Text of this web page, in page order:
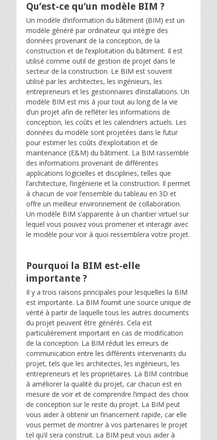
Qu’est-ce qu’un modèle BIM ?
Un modèle d’information du bâtiment (BIM) est un
modèle généré par ordinateur qui intègre des
données provenant de la conception, de la
construction et de l’exploitation du bâtiment. Il est
utilisé comme outil de gestion de projet dans le
secteur de la construction. Le BIM est souvent
utilisé par les architectes, les ingénieurs, les
entrepreneurs et les gestionnaires d’installations. Un
modèle BIM est mis à jour tout au long de la vie
d’un projet afin de refléter les informations de
conception, les coûts et les calendriers actuels. Les
données du modèle sont projetées dans le futur
pour estimer les coûts d’exploitation et de
maintenance (E&M) du bâtiment. La BIM rassemble
des informations provenant de différentes
applications logicielles et disciplines, telles que
l’architecture, l’ingénierie et la construction. Il permet
à chacun de voir l’ensemble du tableau en 3D et
offre un meilleur environnement de collaboration.
Un modèle BIM s’apparente à un chantier virtuel sur
lequel vous pouvez vous promener et interagir avec
le modèle pour voir à quoi ressemblera votre projet.
Pourquoi la BIM est-elle
importante ?
Il y a trois raisons principales pour lesquelles la BIM
est importante. La BIM fournit une source unique de
vérité à partir de laquelle tous les autres documents
du projet peuvent être générés. Cela est
particulièrement important en cas de modification
de la conception. La BIM réduit les erreurs de
communication entre les différents intervenants du
projet, tels que les architectes, les ingénieurs, les
entrepreneurs et les propriétaires. La BIM contribue
à améliorer la qualité du projet, car chacun est en
mesure de voir et de comprendre l’impact des choix
de conception sur le reste du projet. La BIM peut
vous aider à obtenir un financement rapide, car elle
vous permet de montrer à vos partenaires le projet
tel qu’il sera construit. La BIM peut vous aider à